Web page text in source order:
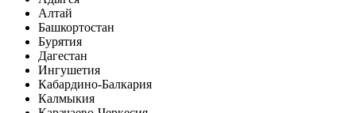
Алтай
Башкортостан
Бурятия
Дагестан
Ингушетия
Кабардино-Балкария
Калмыкия